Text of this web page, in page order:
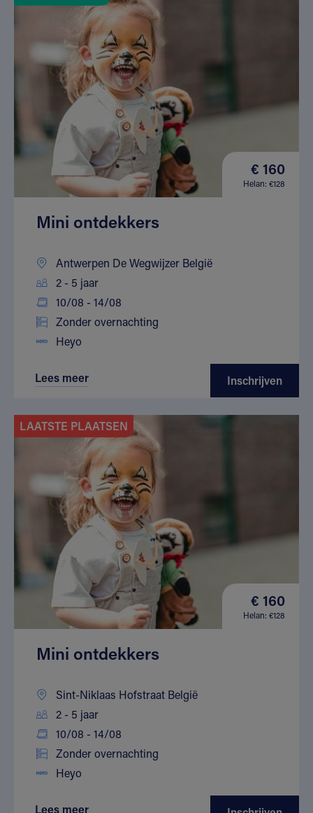
€ 160
Helan: €128
Mini ontdekkers
Antwerpen De Wegwijzer België
2 - 5 jaar
10/08 - 14/08
Zonder overnachting
Heyo
Lees meer Inschrijven
LAATSTE PLAATSEN
€ 160
Helan: €128
Mini ontdekkers
Sint-Niklaas Hofstraat België
2 - 5 jaar
10/08 - 14/08
Zonder overnachting
Heyo
Lees meer